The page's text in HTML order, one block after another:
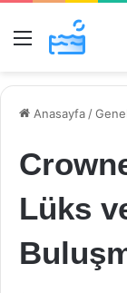
Menü
Anasayfa /Genel
Lüks